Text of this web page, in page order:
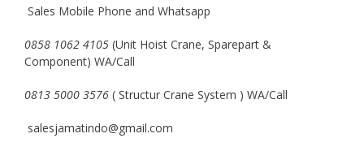
Sales Mobile Phone and Whatsapp
0858 1062 4105 (Unit Hoist Crane, Sparepart &
Component) WA/Call
0813 5000 3576 ( Structur Crane System ) WA/Call
salesjamatindo@gmail.com